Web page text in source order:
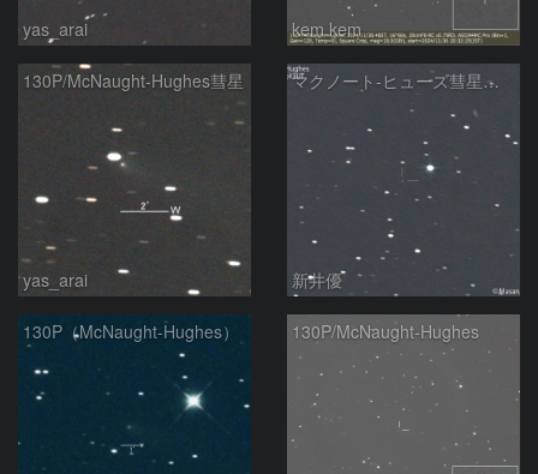
yas_arai kem.kem
130P/McNaught-Hughes彗星
yas_arai
マクノート-ヒューズ彗星（130P)：2024/11/04
新井優
130P（McNaught-Hughes） 130P/McNaught-Hughes